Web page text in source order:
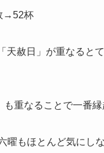
→52杯
天赦日」が重なると
重なることで一番
曜もほとんど気にし